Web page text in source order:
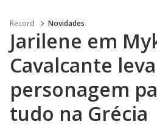
Record Novidades
Jarilene em
Cavalcante
personagem
tudo na Grécia